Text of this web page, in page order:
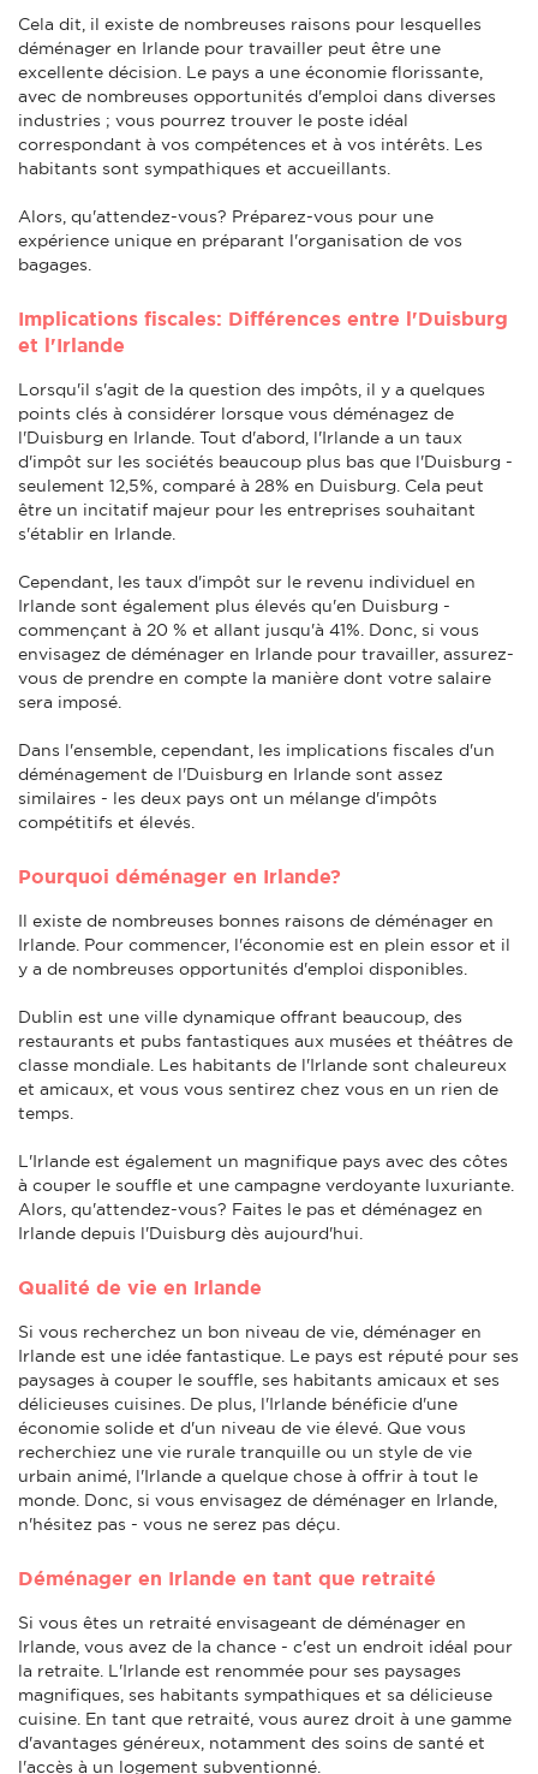
Cela dit, il existe de nombreuses raisons pour lesquelles
déménager en Irlande pour travailler peut être une
excellente décision. Le pays a une économie florissante,
avec de nombreuses opportunités d'emploi dans diverses
industries ; vous pourrez trouver le poste idéal
correspondant à vos compétences et à vos intérêts. Les
habitants sont sympathiques et accueillants.
Alors, qu'attendez-vous? Préparez-vous pour une
expérience unique en préparant l'organisation de vos
bagages.
Implications fiscales: Différences entre l'Duisburg
et l'Irlande
Lorsqu'il s'agit de la question des impôts, il y a quelques
points clés à considérer lorsque vous déménagez de
l'Duisburg en Irlande. Tout d'abord, l'Irlande a un taux
d'impôt sur les sociétés beaucoup plus bas que l'Duisburg -
seulement 12,5%, comparé à 28% en Duisburg. Cela peut
être un incitatif majeur pour les entreprises souhaitant
s'établir en Irlande.
Cependant, les taux d'impôt sur le revenu individuel en
Irlande sont également plus élevés qu'en Duisburg -
commençant à 20 % et allant jusqu'à 41%. Donc, si vous
envisagez de déménager en Irlande pour travailler, assurez-
vous de prendre en compte la manière dont votre salaire
sera imposé.
Dans l'ensemble, cependant, les implications fiscales d'un
déménagement de l'Duisburg en Irlande sont assez
similaires - les deux pays ont un mélange d'impôts
compétitifs et élevés.
Pourquoi déménager en Irlande?
Il existe de nombreuses bonnes raisons de déménager en
Irlande. Pour commencer, l'économie est en plein essor et il
y a de nombreuses opportunités d'emploi disponibles.
Dublin est une ville dynamique offrant beaucoup, des
restaurants et pubs fantastiques aux musées et théâtres de
classe mondiale. Les habitants de l'Irlande sont chaleureux
et amicaux, et vous vous sentirez chez vous en un rien de
temps.
L'Irlande est également un magnifique pays avec des côtes
à couper le souffle et une campagne verdoyante luxuriante.
Alors, qu'attendez-vous? Faites le pas et déménagez en
Irlande depuis l'Duisburg dès aujourd'hui.
Qualité de vie en Irlande
Si vous recherchez un bon niveau de vie, déménager en
Irlande est une idée fantastique. Le pays est réputé pour ses
paysages à couper le souffle, ses habitants amicaux et ses
délicieuses cuisines. De plus, l'Irlande bénéficie d'une
économie solide et d'un niveau de vie élevé. Que vous
recherchiez une vie rurale tranquille ou un style de vie
urbain animé, l'Irlande a quelque chose à offrir à tout le
monde. Donc, si vous envisagez de déménager en Irlande,
n'hésitez pas - vous ne serez pas déçu.
Déménager en Irlande en tant que retraité
Si vous êtes un retraité envisageant de déménager en
Irlande, vous avez de la chance - c'est un endroit idéal pour
la retraite. L'Irlande est renommée pour ses paysages
magnifiques, ses habitants sympathiques et sa délicieuse
cuisine. En tant que retraité, vous aurez droit à une gamme
d'avantages généreux, notamment des soins de santé et
l'accès à un logement subventionné.